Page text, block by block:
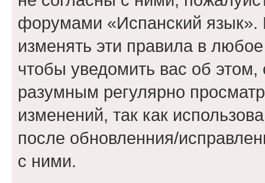
форумами «Испанский
изменять эти правила в
чтобы уведомить вас об
разумным регулярно
изменений, так как
после обновленния/
с ними.